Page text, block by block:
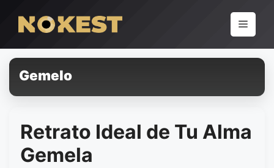
conteúdo
Menu
Gemelo
Retrato Ideal de Tu Alma
Gemela